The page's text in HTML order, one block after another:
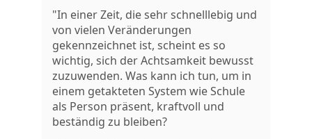
"In einer Zeit, die sehr schnelllebig und
von vielen Veränderungen
gekennzeichnet ist, scheint es so
wichtig, sich der Achtsamkeit bewusst
zuzuwenden. Was kann ich tun, um in
einem getakteten System wie Schule
als Person präsent, kraftvoll und
beständig zu bleiben?